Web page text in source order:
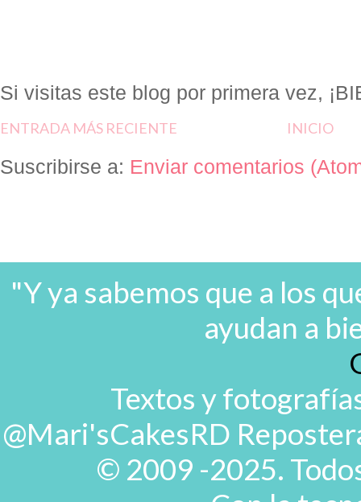
Si visitas este blog por primera vez,
ENTRADA MÁS RECIENTE INICIO
Suscribirse a: Enviar comentarios
"Y ya sabemos que a los
ayudan a
Textos y
@Mari'sCakesRD
© 2009 -2025.